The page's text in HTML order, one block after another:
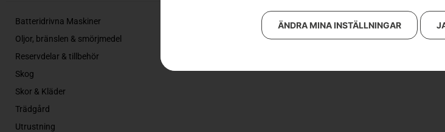
ÄNDRA MINA INSTÄLLNINGAR
Batteridrivna Maskiner
Oljor, bränslen & smörjmedel
Reservdelar & tillbehör
Skog
Skor & Kläder
Trädgård
Utrustning